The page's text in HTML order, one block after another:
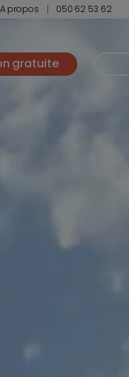
A propos 050 62 53 62
gratuite